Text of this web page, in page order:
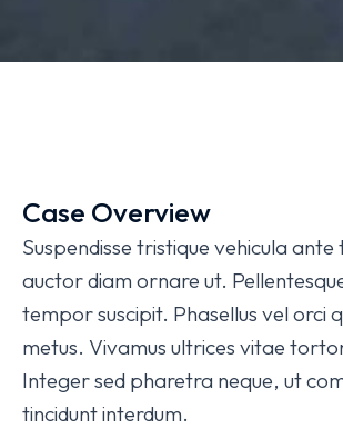
Case Overview
Suspendisse tristique vehicula
auctor diam ornare ut.
tempor suscipit. Phasellus vel orci
metus. Vivamus ultrices vitae
Integer sed pharetra neque, ut
tincidunt interdum.